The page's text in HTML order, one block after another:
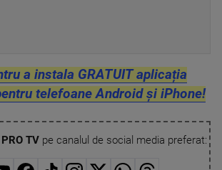
a instala GRATUIT aplicația
telefoane Android și iPhone!
TVpe canalul de social media preferat: